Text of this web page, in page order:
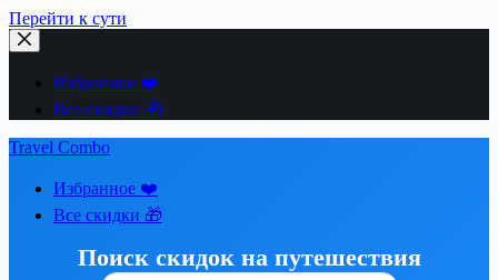
Перейти к сути
Избранное ❤️
Все скидки 🎁
Travel Combo
Избранное ❤️
Все скидки 🎁
Поиск скидок на путешествия